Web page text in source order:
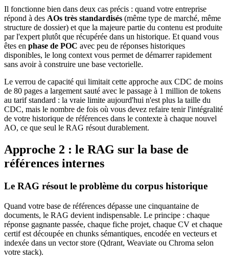
Il fonctionne bien dans deux cas précis : quand votre entreprise
répond à des AOs très standardisés (même type de marché, même
structure de dossier) et que la majeure partie du contenu est produite
par l'expert plutôt que récupérée dans un historique. Et quand vous
êtes en phase de POC avec peu de réponses historiques
disponibles, le long context vous permet de démarrer rapidement
sans avoir à construire une base vectorielle.
Le verrou de capacité qui limitait cette approche aux CDC de moins
de 80 pages a largement sauté avec le passage à 1 million de tokens
au tarif standard : la vraie limite aujourd'hui n'est plus la taille du
CDC, mais le nombre de fois où vous devez refaire tenir l'intégralité
de votre historique de références dans le contexte à chaque nouvel
AO, ce que seul le RAG résout durablement.
Approche 2 : le RAG sur la base de
références internes
Le RAG résout le problème du corpus historique
Quand votre base de références dépasse une cinquantaine de
documents, le RAG devient indispensable. Le principe : chaque
réponse gagnante passée, chaque fiche projet, chaque CV et chaque
certif est découpée en chunks sémantiques, encodée en vecteurs et
indexée dans un vector store (Qdrant, Weaviate ou Chroma selon
votre stack).